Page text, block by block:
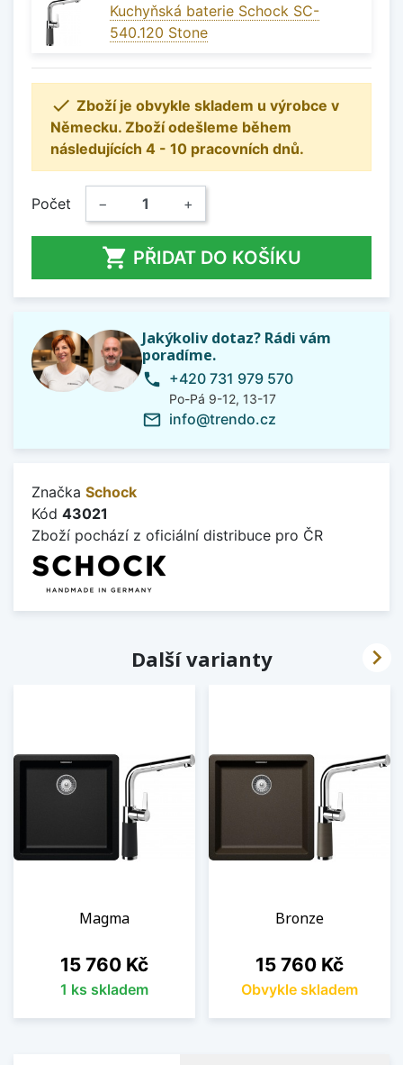
Kuchyňská baterie Schock SC-
540.120 Stone
 Zboží je obvykle skladem u výrobce v
Německu. Zboží odešleme během
následujících 4 - 10 pracovních dnů.
Počet − +
 PŘIDAT DO KOŠÍKU
Jakýkoliv dotaz? Rádi vám
poradíme.
phone +420 731 979 570
Po-Pá 9-12, 13-17
mail_outline info@trendo.cz
Značka Schock
Kód 43021
Zboží pochází z oficiální distribuce pro ČR
Další varianty
Magma
Cena
15 760 Kč
1 ks skladem
Bronze
Cena
15 760 Kč
Obvykle skladem
